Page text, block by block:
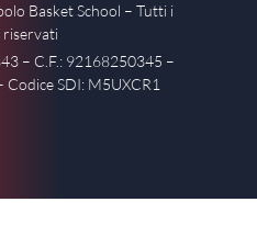
Basket School – Tutti i
– C.F.: 92168250345 –
Codice SDI: M5UXCR1